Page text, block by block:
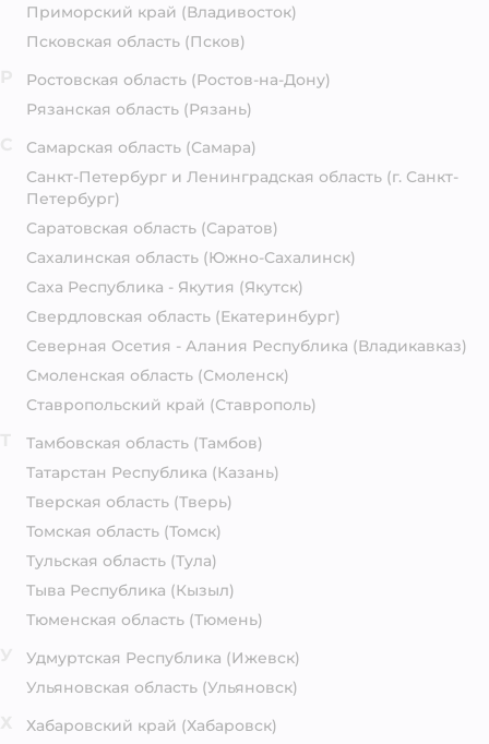
Приморский край (Владивосток)
Псковская область (Псков)
Ростовская область (Ростов-на-Дону)
Рязанская область (Рязань)
Самарская область (Самара)
Санкт-Петербург и Ленинградская область (г. Санкт-
Петербург)
Саратовская область (Саратов)
Сахалинская область (Южно-Сахалинск)
Саха Республика - Якутия (Якутск)
Свердловская область (Екатеринбург)
Северная Осетия - Алания Республика (Владикавказ)
Смоленская область (Смоленск)
Ставропольский край (Ставрополь)
Тамбовская область (Тамбов)
Татарстан Республика (Казань)
Тверская область (Тверь)
Томская область (Томск)
Тульская область (Тула)
Тыва Республика (Кызыл)
Тюменская область (Тюмень)
Удмуртская Республика (Ижевск)
Ульяновская область (Ульяновск)
Хабаровский край (Хабаровск)